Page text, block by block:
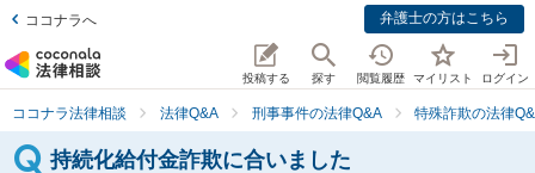
ココナラへ 弁護士の方はこちら
投稿する 探す 閲覧履歴 マイリスト ログイン
ココナラ法律相談 法律Q&A 刑事事件の法律Q&A 特殊詐欺の法律
持続化給付金詐欺に合いました